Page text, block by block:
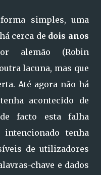
simples, uma
cerca de dois anos
alemão (Robin
lacuna, mas que
Até agora não há
acontecido de
facto esta falha
tenha
de utilizadores
chave e dados